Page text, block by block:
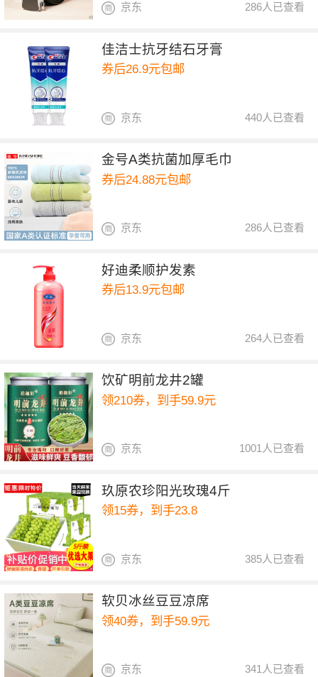
286人已查看
京东
佳洁士抗牙结石牙膏
券后26.9元包邮
440人已查看
京东
金号A类抗菌加厚毛巾
券后24.88元包邮
286人已查看
京东
好迪柔顺护发素
券后13.9元包邮
264人已查看
京东
饮矿明前龙井2罐
领210券，到手59.9元
1001人已查看
京东
玖原农珍阳光玫瑰4斤
领15券，到手23.8
385人已查看
京东
软贝冰丝豆豆凉席
领40券，到手59.9元
341人已查看
京东